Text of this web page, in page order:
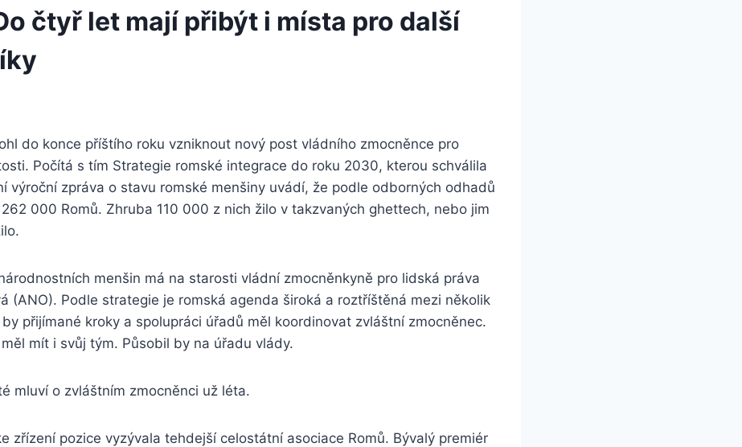
čtyř let mají přibýt i místa pro další
do konce příštího roku vzniknout nový post vládního zmocněnce pro
Počítá s tím Strategie romské integrace do roku 2030, kterou schválila
výroční zpráva o stavu romské menšiny uvádí, že podle odborných odhadů
000 Romů. Zhruba 110 000 z nich žilo v takzvaných ghettech, nebo jim
menšin má na starosti vládní zmocněnkyně pro lidská práva
(ANO). Podle strategie je romská agenda široká a roztříštěná mezi několik
přijímané kroky a spolupráci úřadů měl koordinovat zvláštní zmocněnec.
mít i svůj tým. Působil by na úřadu vlády.
mluví o zvláštním zmocněnci už léta.
zřízení pozice vyzývala tehdejší celostátní asociace Romů. Bývalý premiér